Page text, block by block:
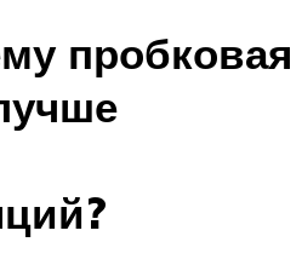
пробковая